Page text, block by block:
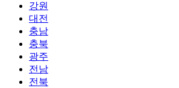
강원
대전
충남
충북
광주
전남
전북